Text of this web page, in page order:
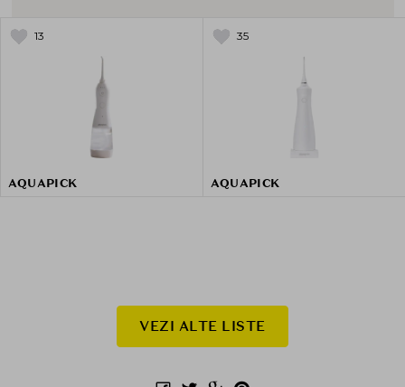
13
AQUAPICK
35
AQUAPICK
VEZI ALTE LISTE